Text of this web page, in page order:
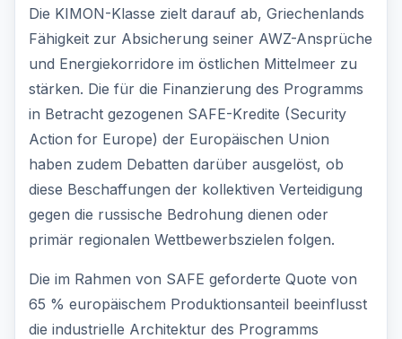
Die KIMON-Klasse zielt darauf ab, Griechenlands
Fähigkeit zur Absicherung seiner AWZ-Ansprüche
und Energiekorridore im östlichen Mittelmeer zu
stärken. Die für die Finanzierung des Programms
in Betracht gezogenen SAFE-Kredite (Security
Action for Europe) der Europäischen Union
haben zudem Debatten darüber ausgelöst, ob
diese Beschaffungen der kollektiven Verteidigung
gegen die russische Bedrohung dienen oder
primär regionalen Wettbewerbszielen folgen.
Die im Rahmen von SAFE geforderte Quote von
65 % europäischem Produktionsanteil beeinflusst
die industrielle Architektur des Programms